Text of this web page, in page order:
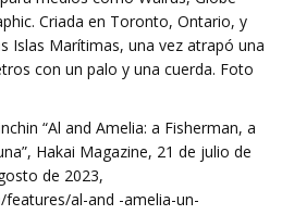
Criada en Toronto, Ontario, y
Islas Marítimas, una vez atrapó una
con un palo y una cuerda. Foto
“Al and Amelia: a Fisherman, a
Hakai Magazine, 21 de julio de
de 2023,
al-and -amelia-un-